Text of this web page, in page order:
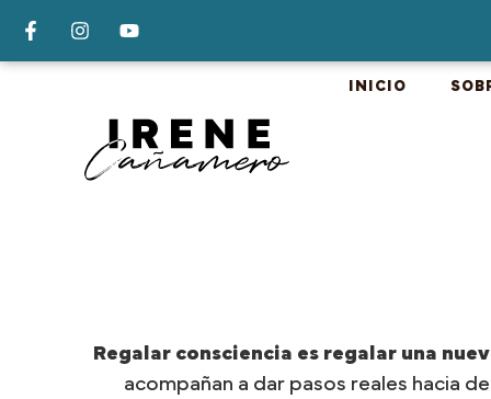
INICIO
Regalar consciencia es regalar una
acompañan a dar pasos reales hacia